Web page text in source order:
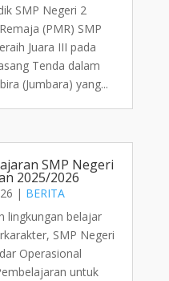
SMP Negeri 2
(PMR) SMP
Juara III pada
Tenda dalam
(Jumbara) yang...
SMP Negeri
2025/2026
| BERITA
lingkungan belajar
SMP Negeri
Operasional
untuk